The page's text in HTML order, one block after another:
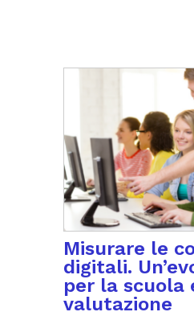
Misurare le
digitali.
per la scuola
valutazione